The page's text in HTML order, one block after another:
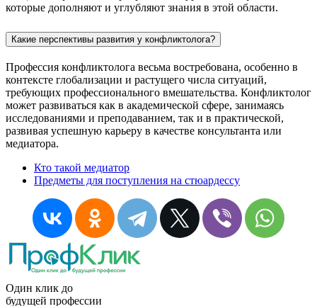
которые дополняют и углубляют знания в этой области.
Какие перспективы развития у конфликтолога?
Профессия конфликтолога весьма востребована, особенно в
контексте глобализации и растущего числа ситуаций,
требующих профессионального вмешательства. Конфликтолог
может развиваться как в академической сфере, занимаясь
исследованиями и преподаванием, так и в практической,
развивая успешную карьеру в качестве консультанта или
медиатора.
Кто такой медиатор
Предметы для поступления на стюардессу
Один клик до
будущей профессии